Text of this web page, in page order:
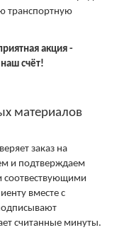
транспортную
акция -
счёт!
материалов
заказ на
и подтверждаем
соотвествующими
вместе с
считанные минуты.